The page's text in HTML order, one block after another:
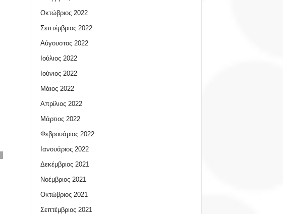
Οκτώβριος 2022
Σεπτέμβριος 2022
Αύγουστος 2022
Ιούλιος 2022
Ιούνιος 2022
Μάιος 2022
Απρίλιος 2022
Μάρτιος 2022
Φεβρουάριος 2022
Ιανουάριος 2022
Δεκέμβριος 2021
Νοέμβριος 2021
Οκτώβριος 2021
Σεπτέμβριος 2021